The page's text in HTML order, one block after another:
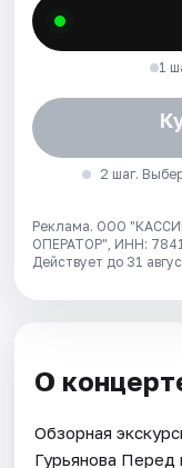
1
2 шаг.
Реклама. ООО
ОПЕРАТОР", ИНН:
Действует до 31
О
Обзорная
Гурьянова Перед